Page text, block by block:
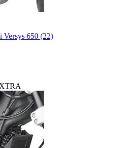
Versys 650 (22)